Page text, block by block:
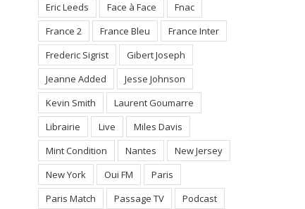
Eric Leeds
Face à Face
Fnac
France 2
France Bleu
France Inter
Frederic Sigrist
Gibert Joseph
Jeanne Added
Jesse Johnson
Kevin Smith
Laurent Goumarre
Librairie
Live
Miles Davis
Mint Condition
Nantes
New Jersey
New York
Oui FM
Paris
Paris Match
Passage TV
Podcast